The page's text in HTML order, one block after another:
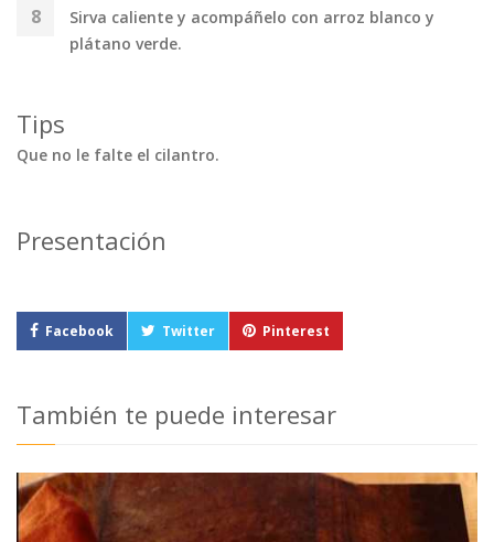
Sirva caliente y acompáñelo con arroz blanco y
plátano verde.
Tips
Que no le falte el cilantro.
Presentación
Facebook Twitter Pinterest
También te puede interesar